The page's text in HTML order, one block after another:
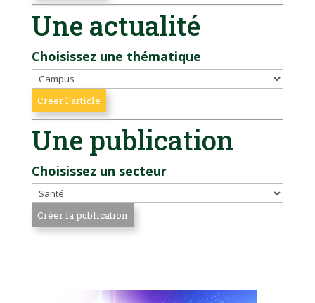
Une actualité
Choisissez une thématique
Une publication
Choisissez un secteur